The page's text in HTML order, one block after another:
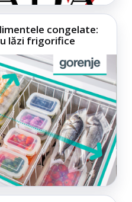
congelate:
lăzi frigorifice